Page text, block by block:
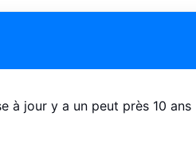
à jour y a un peut près 10 ans